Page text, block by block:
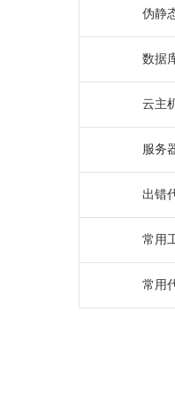
伪静
数据
云主
服务
出错
常用
常用